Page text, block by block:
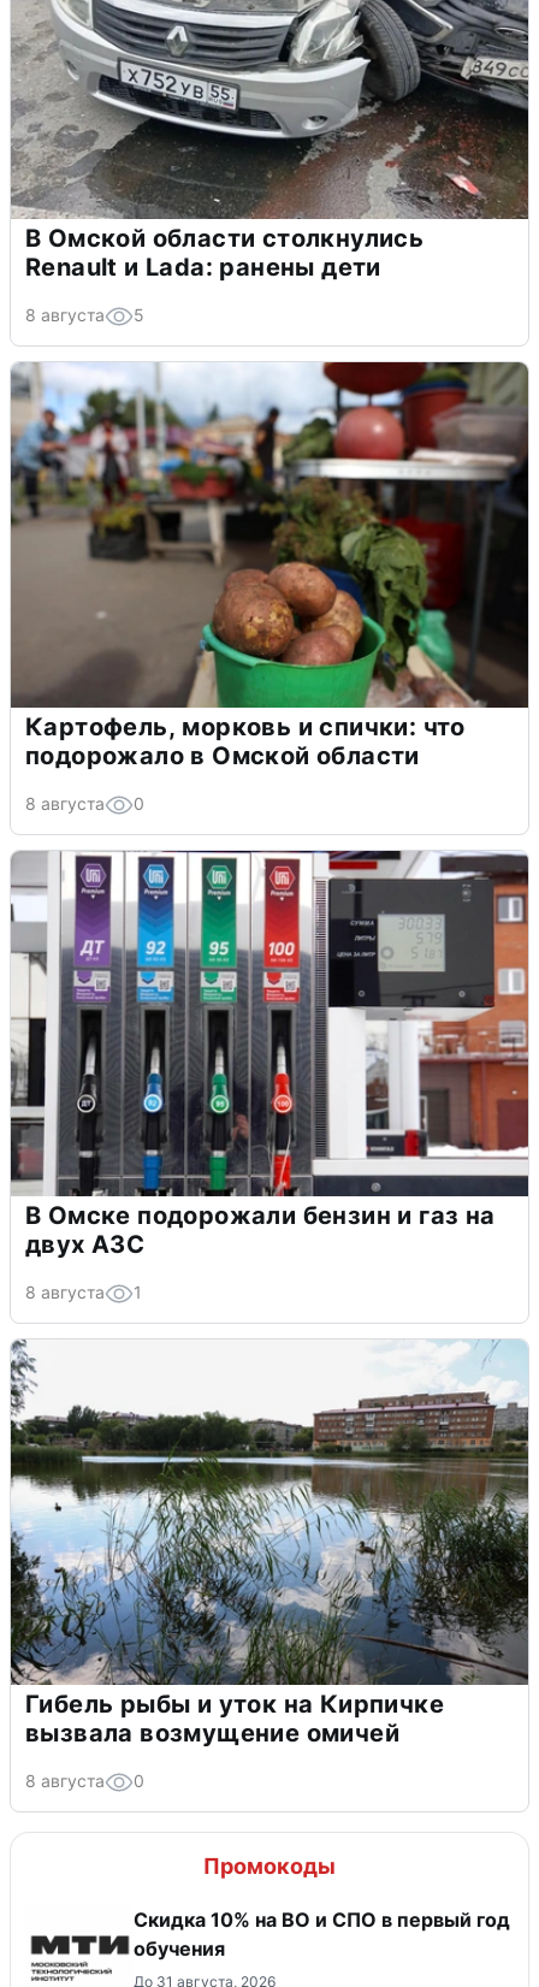
В Омской области столкнулись
Renault и Lada: ранены дети
8 августа 5
Картофель, морковь и спички: что
подорожало в Омской области
8 августа 0
В Омске подорожали бензин и газ на
двух АЗС
8 августа 1
Гибель рыбы и уток на Кирпичке
вызвала возмущение омичей
8 августа 0
Промокоды
Скидка 10% на ВО и СПО в первый год
обучения
До 31 августа, 2026